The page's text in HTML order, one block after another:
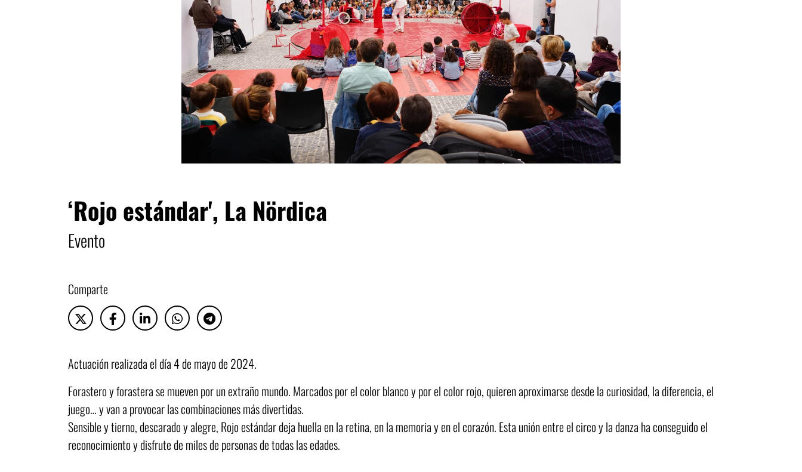
‘Rojo estándar', La Nördica
Evento
Comparte
Actuación realizada el día 4 de mayo de 2024.
Forastero y forastera se mueven por un extraño mundo. Marcados por el color blanco y por el color rojo, quieren aproximarse desde la curiosidad, la diferencia, el
juego… y van a provocar las combinaciones más divertidas.
Sensible y tierno, descarado y alegre, Rojo estándar deja huella en la retina, en la memoria y en el corazón. Esta unión entre el circo y la danza ha conseguido el
reconocimiento y disfrute de miles de personas de todas las edades.